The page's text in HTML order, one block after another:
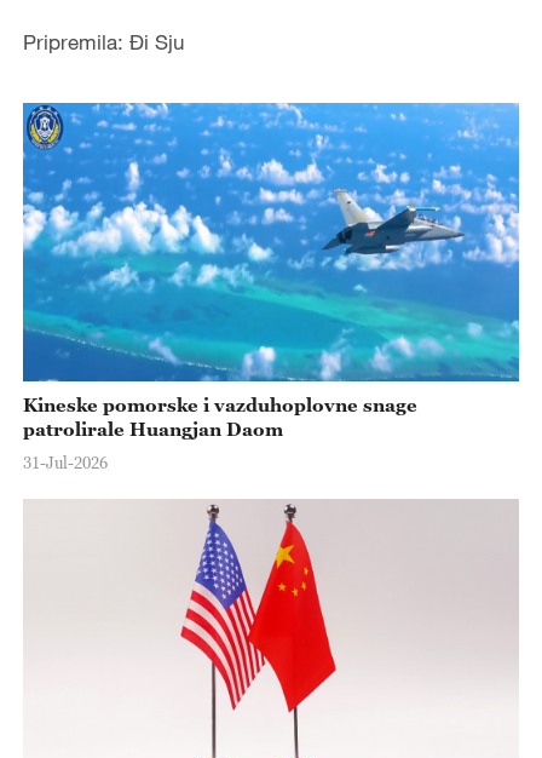
Pripremila: Đi Sju
Kineske pomorske i vazduhoplovne snage
patrolirale Huangjan Daom
31-Jul-2026